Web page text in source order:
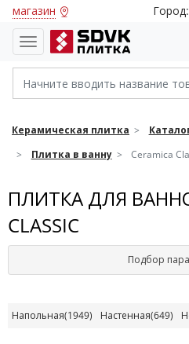
магазин Город:
Керамическая плитка
Плитка в ванну
Ceramica
ПЛИТКА ДЛЯ
CLASSIC
Подбор
Напольная(1949) Настенная(649)